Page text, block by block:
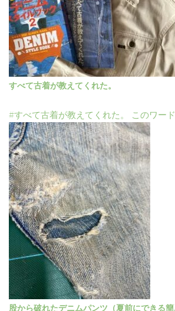
すべて古着が教えてくれた。
#すべて古着が教えてくれた。 このワー
股から破れたデニムパンツ（夏前にできる簡